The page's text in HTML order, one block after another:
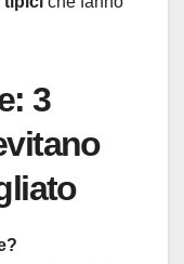
3